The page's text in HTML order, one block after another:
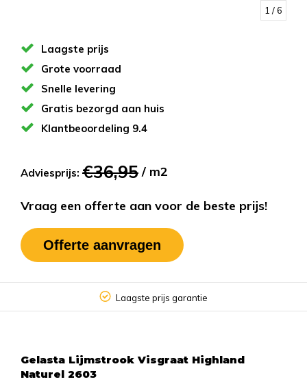
1 / 6
Laagste prijs
Grote voorraad
Snelle levering
Gratis bezorgd aan huis
Klantbeoordeling 9.4
Adviesprijs: €36,95 / m2
Vraag een offerte aan voor de beste prijs!
Offerte aanvragen
Laagste prijs garantie
Gelasta Lijmstrook Visgraat Highland
Naturel 2603